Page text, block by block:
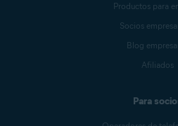
Productos para
Socios
Blog
Afiliados
Para